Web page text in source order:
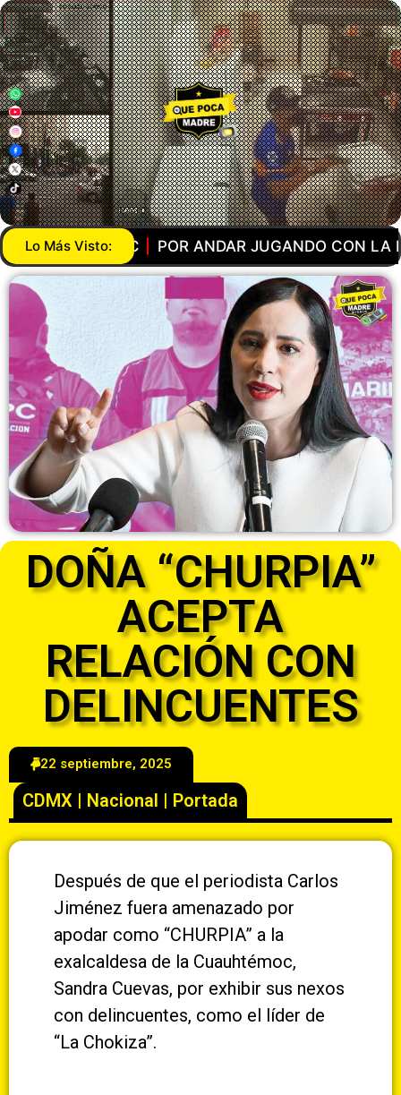
Lo Más Visto:
CON LA PISTOLA… AGENTE DE LA GUARDIA
DOÑA “CHURPIA”
ACEPTA
RELACIÓN CON
DELINCUENTES
22 septiembre, 2025
CDMX | Nacional | Portada
Después de que el periodista Carlos
Jiménez fuera amenazado por
apodar como “CHURPIA” a la
exalcaldesa de la Cuauhtémoc,
Sandra Cuevas, por exhibir sus nexos
con delincuentes, como el líder de
“La Chokiza”.